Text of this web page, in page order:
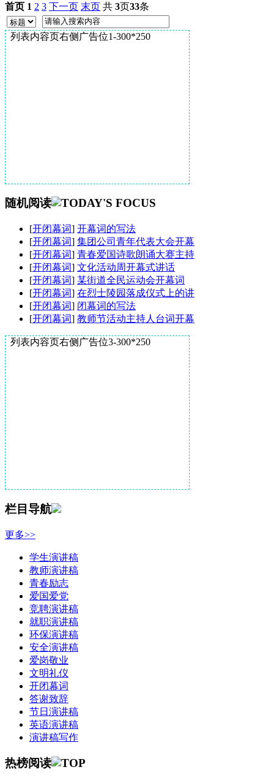
首页 1 2 3 下一页 末页 共 3页33条
列表内容页右侧广告位1-300*250
随机阅读
[开闭幕词] 开幕词的写法
[开闭幕词] 集团公司青年代表大会开幕
[开闭幕词] 青春爱国诗歌朗诵大赛主持
[开闭幕词] 文化活动周开幕式讲话
[开闭幕词] 某街道全民运动会开幕词
[开闭幕词] 在烈士陵园落成仪式上的讲
[开闭幕词] 闭幕词的写法
[开闭幕词] 教师节活动主持人台词开幕
列表内容页右侧广告位3-300*250
栏目导航
更多>>
学生演讲稿
教师演讲稿
青春励志
爱国爱党
竞聘演讲稿
就职演讲稿
环保演讲稿
安全演讲稿
爱岗敬业
文明礼仪
开闭幕词
答谢致辞
节日演讲稿
英语演讲稿
演讲稿写作
热榜阅读